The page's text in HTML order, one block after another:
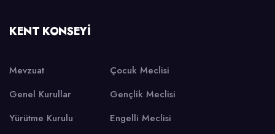
KENT KONSEYI
Mevzuat
Genel Kurullar
Yürütme Kurulu
Çocuk Meclisi
Gençlik Meclisi
Engelli Meclisi